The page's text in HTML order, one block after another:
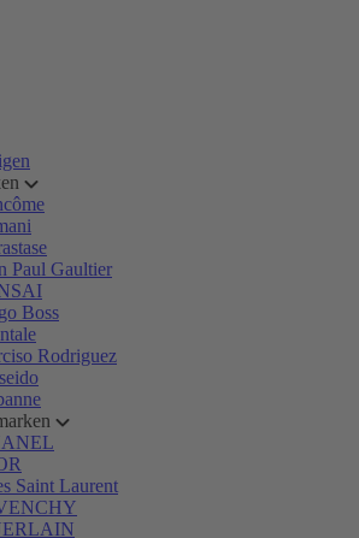
Paul Gaultier
Boss
Rodriguez
Saint Laurent